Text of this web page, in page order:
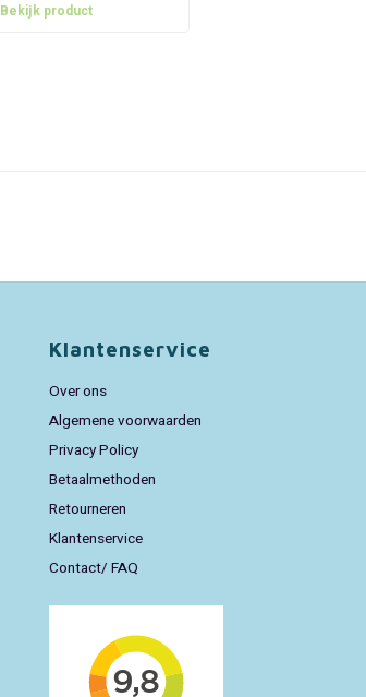
Bekijk product
Klantenservice
Over ons
Algemene voorwaarden
Privacy Policy
Betaalmethoden
Retourneren
Klantenservice
Contact/ FAQ